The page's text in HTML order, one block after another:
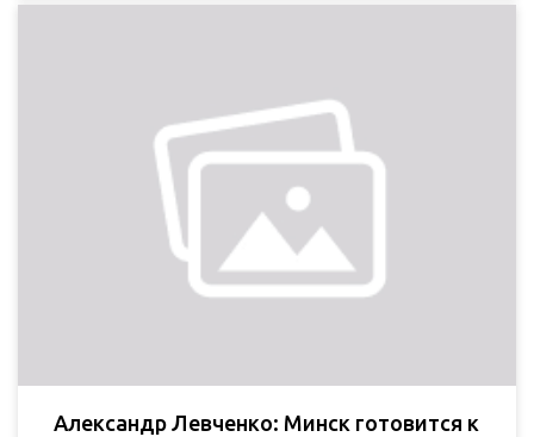
Александр Левченко: Минск готовится к